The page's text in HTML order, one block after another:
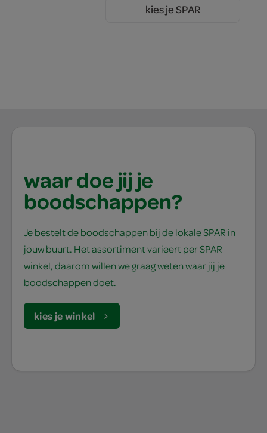
kies je SPAR
waar doe jij je
boodschappen?
Je bestelt de boodschappen bij de lokale SPAR in
jouw buurt. Het assortiment varieert per SPAR
winkel, daarom willen we graag weten waar jij je
boodschappen doet.
kies je winkel